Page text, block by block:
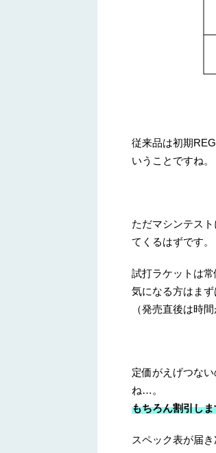
従来品は初期
いうことですね。
ただマシンテス
てくるはずです。
試打ラケットは
気になる方はまず
（発売直後は時
定価がえげつな
ね…。
もちろん割引し
スペック表が届